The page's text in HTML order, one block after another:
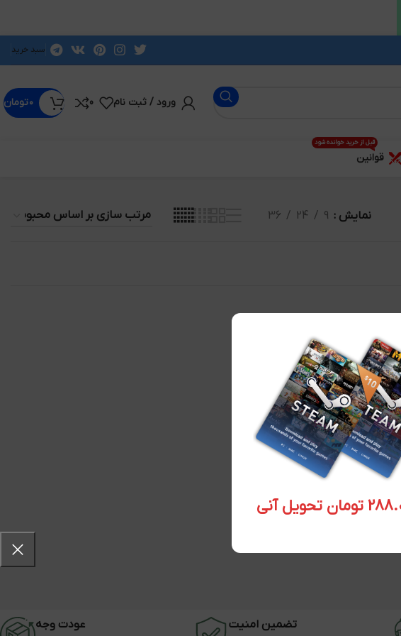
سبد خرید
ورود / ثبت نام 0 ۰تومان
قوانین
قبل از خرید خوانده شود
نمایش 9
24
36
تضمین امنیت عودت وجه